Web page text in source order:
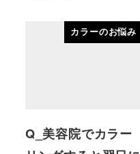
カラーのお悩み
Q_美容院でカラー